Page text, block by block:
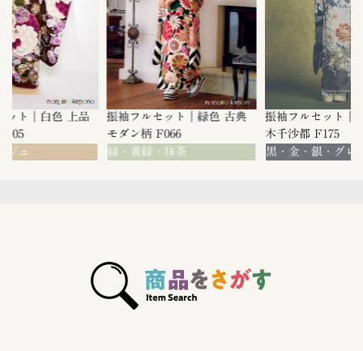
色 上品
振袖フルセット｜緑色 古典
モダン柄 F066
緑・黄緑・抹茶
振袖フルセット｜華徒然×
木千沙都 F175
黒・金・銀・グレー